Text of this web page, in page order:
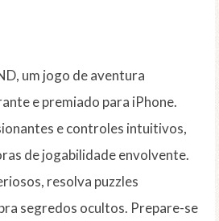
um jogo de aventura
e premiado para iPhone.
e controles intuitivos,
de jogabilidade envolvente.
resolva puzzles
segredos ocultos. Prepare-se